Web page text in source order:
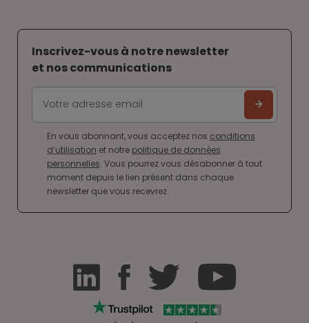
Inscrivez-vous à notre newsletter
et nos communications
En vous abonnant, vous acceptez nos conditions
d’utilisation et notre politique de données
personnelles. Vous pourrez vous désabonner à tout
moment depuis le lien présent dans chaque
newsletter que vous recevrez.